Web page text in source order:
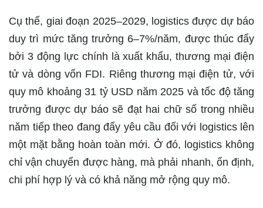
Cụ thể, giai đoạn 2025–2029, logistics được dự báo
duy trì mức tăng trưởng 6–7%/năm, được thúc đẩy
bởi 3 động lực chính là xuất khẩu, thương mại điện
tử và dòng vốn FDI. Riêng thương mại điện tử, với
quy mô khoảng 31 tỷ USD năm 2025 và tốc độ tăng
trưởng được dự báo sẽ đạt hai chữ số trong nhiều
năm tiếp theo đang đẩy yêu cầu đối với logistics lên
một mặt bằng hoàn toàn mới. Ở đó, logistics không
chỉ vận chuyển được hàng, mà phải nhanh, ổn định,
chi phí hợp lý và có khả năng mở rộng quy mô.